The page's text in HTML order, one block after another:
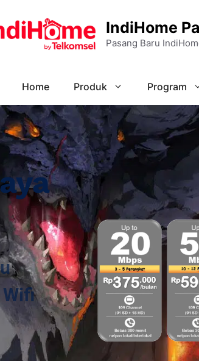
IndiHome
Pasang Baru
Home Produk Program